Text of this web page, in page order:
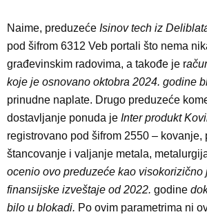
Naime, preduzeće Isinov tech iz
pod šifrom 6312 Veb portali što nema
građevinskim radovima, a takođe je r
koje je osnovano oktobra 2024. godine
prinudne naplate. Drugo preduzeće
dostavljanje ponuda je Inter produkt
registrovano pod šifrom 2550 – kovanje,
štancovanje i valjanje metala,
ocenio ovo preduzeće kao visokorizično
finansijske izveštaje od 2022. godine
bilo u blokadi. Po ovim parametrima ni